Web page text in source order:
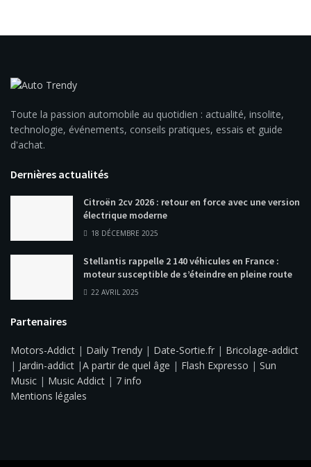
Toute la passion automobile au quotidien : actualité, insolite,
technologie, événements, conseils pratiques, essais et guide
d'achat.
Dernières actualités
Citroën 2cv 2026 : retour en force avec une version
électrique moderne
18 DÉCEMBRE 2025
Stellantis rappelle 2 140 véhicules en France :
moteur susceptible de s’éteindre en pleine route
22 AVRIL 2025
Partenaires
Motors-Addict | Daily Trendy | Date-Sortie.fr | Bricolage-addict
| Jardin-addict |A partir de quel âge | Flash Expresso | Sun
Music | Music Addict | 7 info
Mentions légales